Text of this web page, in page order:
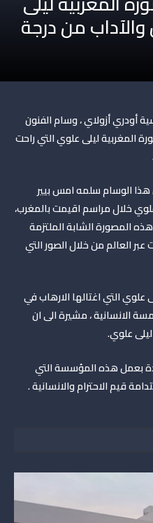
من درجة
أودري أزولاي ، وسام الفنون
المغربية ليلى علوي التي راحت
هذا الوسام سلمه امس بيير
خلال مراسم اقيمت بالمغرب،
المصورة الشابة الملتزمة
العالم من خلال الصور التي
علوي التي اغتالها الارهاب في
اللمسة الانسانية ، مشيرة الى ان
علوي.
بعمل هذه المؤسسة التي
قيم الاحترام والانسانية .